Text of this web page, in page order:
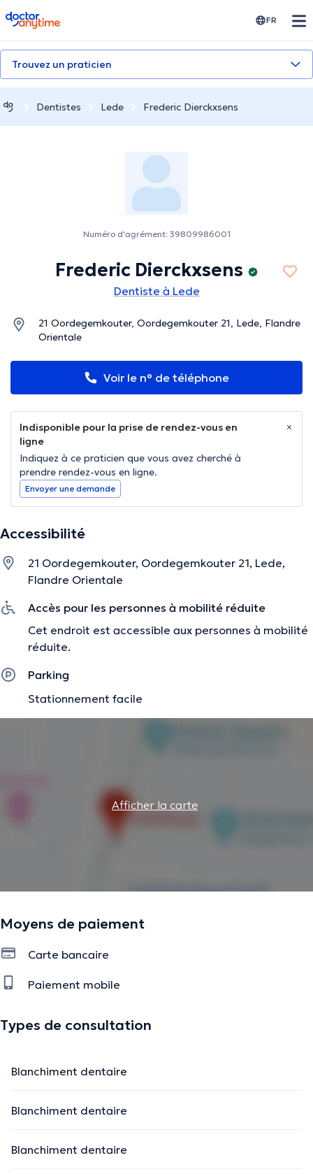
doctoranytime FR
Trouvez un praticien
Dentistes Lede Frederic Dierckxsens
Numéro d'agrément: 39809986001
Frederic Dierckxsens
Dentiste à Lede
21 Oordegemkouter, Oordegemkouter 21, Lede, Flandre
Orientale
Voir le n° de téléphone
Indisponible pour la prise de rendez-vous en
ligne
Indiquez à ce praticien que vous avez cherché à
prendre rendez-vous en ligne.
Envoyer une demande
Accessibilité
21 Oordegemkouter, Oordegemkouter 21, Lede,
Flandre Orientale
Accès pour les personnes à mobilité réduite
Cet endroit est accessible aux personnes à mobilité
réduite.
Parking
Stationnement facile
Afficher la carte
Moyens de paiement
Carte bancaire
Paiement mobile
Types de consultation
Blanchiment dentaire
Blanchiment dentaire
Blanchiment dentaire